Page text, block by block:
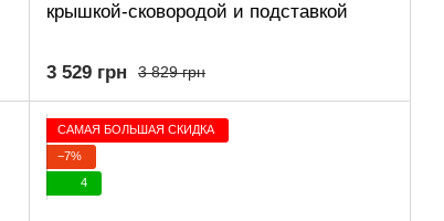
крышкой-сковородой и подставкой
3 829 грн
3 529 грн
САМАЯ БОЛЬШАЯ СКИДКА
−7%
4